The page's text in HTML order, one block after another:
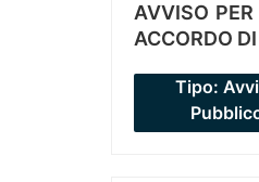
AVVISO
ACCORDO
Tipo: